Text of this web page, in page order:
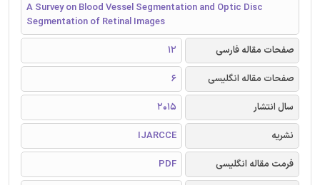
A Survey on Blood Vessel Segmentation and Optic Disc
Segmentation of Retinal Images
صفحات مقاله فارسی
12
صفحات مقاله انگلیسی
6
سال انتشار
2015
نشریه
IJARCCE
فرمت مقاله انگلیسی
PDF